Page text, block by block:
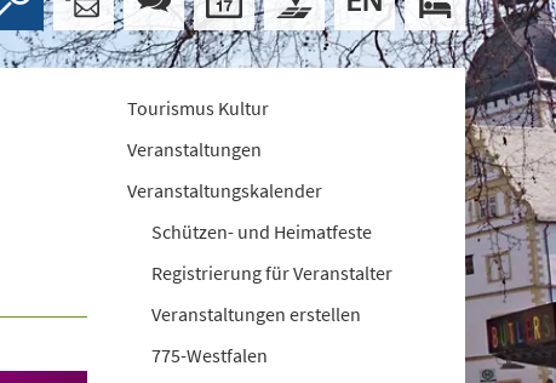
Tourismus Kultur
Veranstaltungen
Veranstaltungskalender
Schützen- und Heimatfeste
Registrierung für Veranstalter
Veranstaltungen erstellen
775-Westfalen